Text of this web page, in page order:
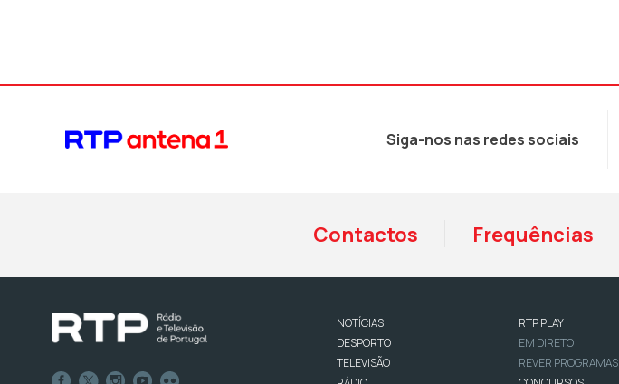
Siga-nos nas redes sociais
Contactos Frequências
NOTÍCIAS
DESPORTO
TELEVISÃO
RTP PLAY
EM DIRETO
REVER PROGRAMAS